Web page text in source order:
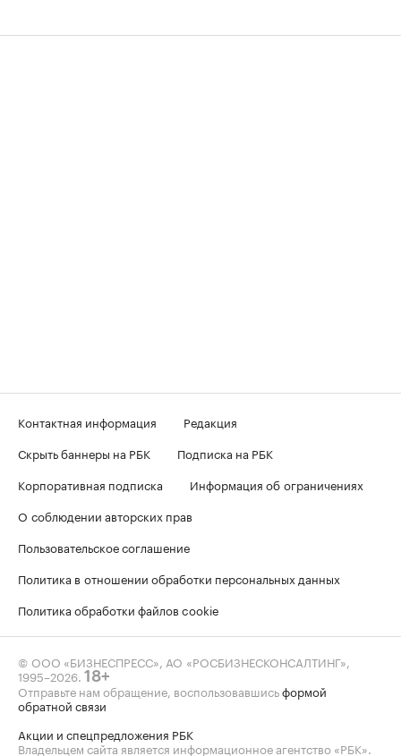
Контактная информация
Редакция
Скрыть баннеры на РБК
Подписка на РБК
Корпоративная подписка
Информация об ограничениях
О соблюдении авторских прав
Пользовательское соглашение
Политика в отношении обработки персональных данных
Политика обработки файлов cookie
© ООО «БИЗНЕСПРЕСС», АО «РОСБИЗНЕСКОНСАЛТИНГ»,
1995–2026. 18+
Отправьте нам обращение, воспользовавшисьформой
обратной связи
Акции и спецпредложения РБК
Владельцем сайта является информационное агентство «РБК».